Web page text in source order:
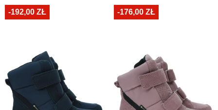
-192,00 ZŁ -176,00 ZŁ